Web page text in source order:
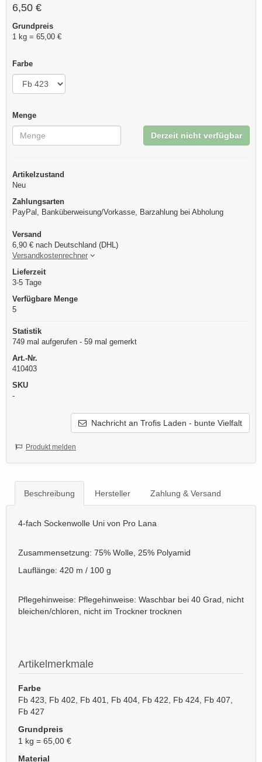
6,50 €
Grundpreis
1 kg = 65,00 €
Farbe
Menge
Derzeit nicht verfügbar
Artikelzustand
Neu
Zahlungsarten
PayPal, Banküberweisung/Vorkasse, Barzahlung bei Abholung
Versand
6,90 € nach Deutschland (DHL)
Versandkostenrechner
Lieferzeit
3-5 Tage
Verfügbare Menge
5
Statistik
749 mal aufgerufen - 59 mal gemerkt
Art.-Nr.
410403
SKU
-
Nachricht an Trofis Laden - bunte Vielfalt
Produkt melden
Beschreibung Hersteller Zahlung & Versand
4-fach Sockenwolle Uni von Pro Lana
Zusammensetzung: 75% Wolle, 25% Polyamid
Lauflänge: 420 m / 100 g
Pflegehinweise: Pflegehinweise: Waschbar bei 40 Grad, nicht
bleichen/chloren, nicht im Trockner trocknen
Artikelmerkmale
Farbe
Fb 423, Fb 402, Fb 401, Fb 404, Fb 422, Fb 424, Fb 407,
Fb 427
Grundpreis
1 kg = 65,00 €
Material